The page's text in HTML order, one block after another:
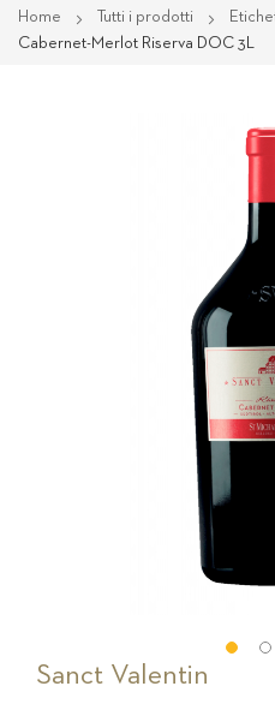
Home Tutti i prodotti
Cabernet-Merlot Riserva DOC 3L
Sanct Valentin